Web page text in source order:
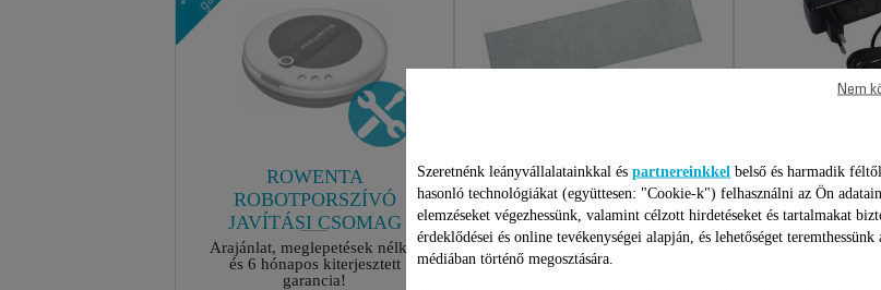
ROWENTA
ROBOTPORSZÍVÓ
JAVÍTÁSI CSOMAG
Árajánlat, meglepetések nélkül
és 6 hónapos kiterjesztett
garancia!
2230002679
Szűrőszivacs SS-2230002679
Raktáron van.
Töltő, 24 V-os
Szeretnénk leányvállalatainkkal és partnereinkkel belső és harmadik
hasonló technológiákat (együttesen: "Cookie-k") felhasználni az Ön
elemzéseket végezhessünk, valamint célzott hirdetéseket és tartalmakat
érdeklődései és online tevékenységei alapján, és lehetőséget
médiában történő megosztására.
Nem